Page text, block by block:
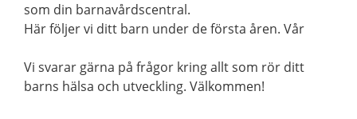
som din barnavårdscentral.
Här följer vi ditt barn under de första åren. Vår
Vi svarar gärna på frågor kring allt som rör ditt
barns hälsa och utveckling. Välkommen!